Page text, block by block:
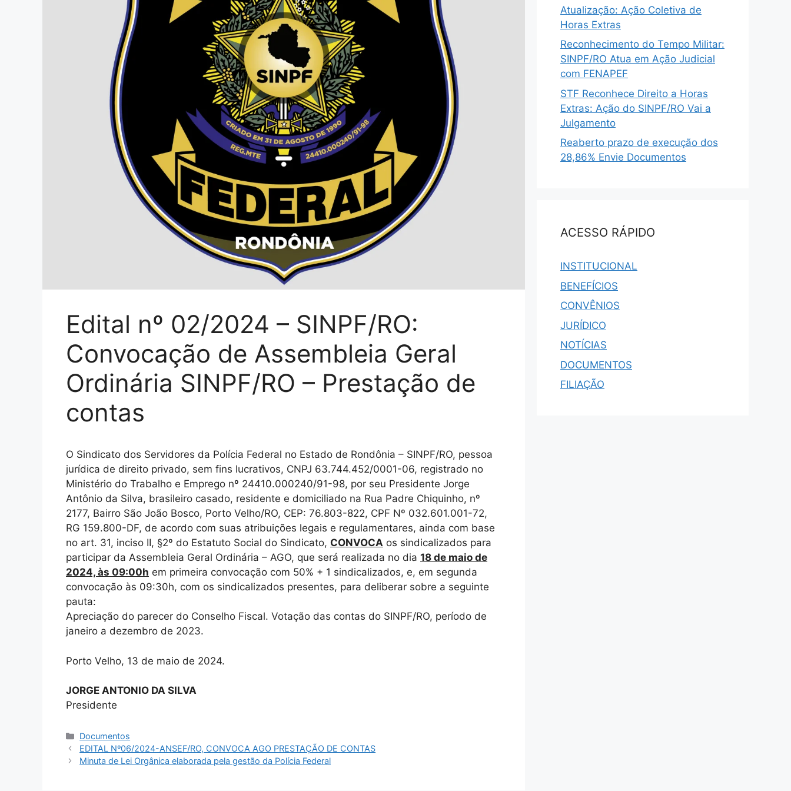
Edital nº 02/2024 – SINPF/RO:
Convocação de Assembleia Geral
Ordinária SINPF/RO – Prestação de
contas
O Sindicato dos Servidores da Polícia Federal no Estado de Rondônia – SINPF/RO, pessoa
jurídica de direito privado, sem fins lucrativos, CNPJ 63.744.452/0001-06, registrado no
Ministério do Trabalho e Emprego nº 24410.000240/91-98, por seu Presidente Jorge
Antônio da Silva, brasileiro casado, residente e domiciliado na Rua Padre Chiquinho, nº
2177, Bairro São João Bosco, Porto Velho/RO, CEP: 76.803-822, CPF Nº 032.601.001-72,
RG 159.800-DF, de acordo com suas atribuições legais e regulamentares, ainda com base
no art. 31, inciso II, §2º do Estatuto Social do Sindicato, CONVOCA os sindicalizados para
participar da Assembleia Geral Ordinária – AGO, que será realizada no dia 18 de maio de
2024, às 09:00h em primeira convocação com 50% + 1 sindicalizados, e, em segunda
convocação às 09:30h, com os sindicalizados presentes, para deliberar sobre a seguinte
pauta:
Apreciação do parecer do Conselho Fiscal. Votação das contas do SINPF/RO, período de
janeiro a dezembro de 2023.
Porto Velho, 13 de maio de 2024.
JORGE ANTONIO DA SILVA
Presidente
Categorias
Documentos
EDITAL Nº06/2024-ANSEF/RO, CONVOCA AGO PRESTAÇÃO DE CONTAS
Minuta de Lei Orgânica elaborada pela gestão da Polícia Federal
Atualização: Ação Coletiva de
Horas Extras
Reconhecimento do Tempo Militar:
SINPF/RO Atua em Ação Judicial
com FENAPEF
STF Reconhece Direito a Horas
Extras: Ação do SINPF/RO Vai a
Julgamento
Reaberto prazo de execução dos
28,86% Envie Documentos
ACESSO RÁPIDO
INSTITUCIONAL
BENEFÍCIOS
CONVÊNIOS
JURÍDICO
NOTÍCIAS
DOCUMENTOS
FILIAÇÃO